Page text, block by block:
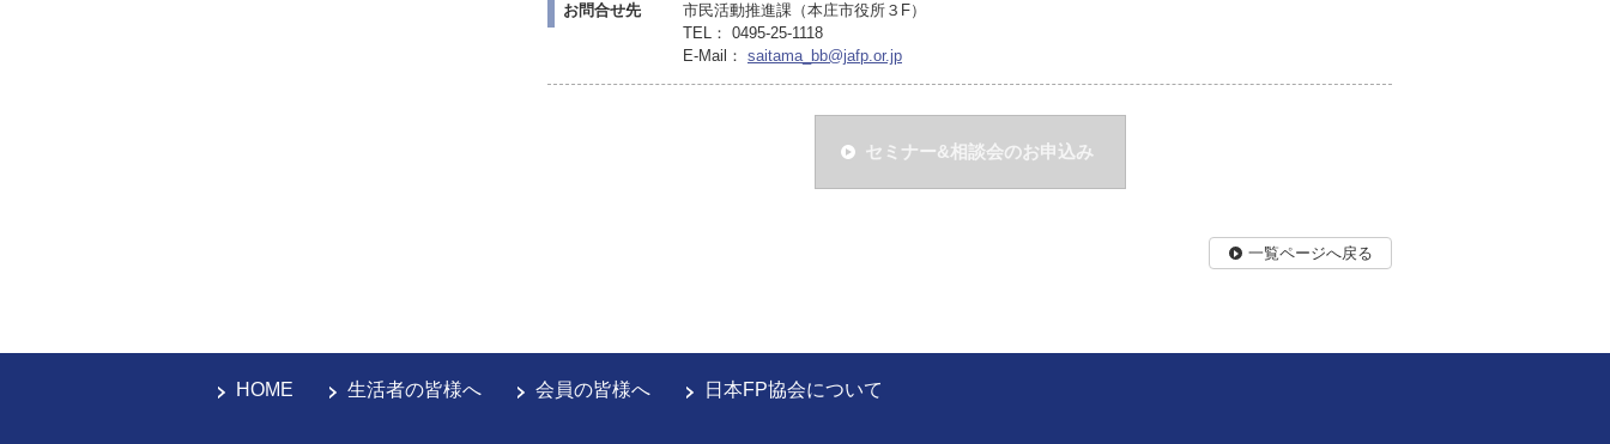
お問合せ先
市民活動推進課（本庄市役所３F）
TEL： 0495-25-1118
E-Mail： saitama_bb@jafp.or.jp
セミナー&相談会のお申込み
一覧ページへ戻る
HOME 生活者の皆様へ 会員の皆様へ 日本FP協会について